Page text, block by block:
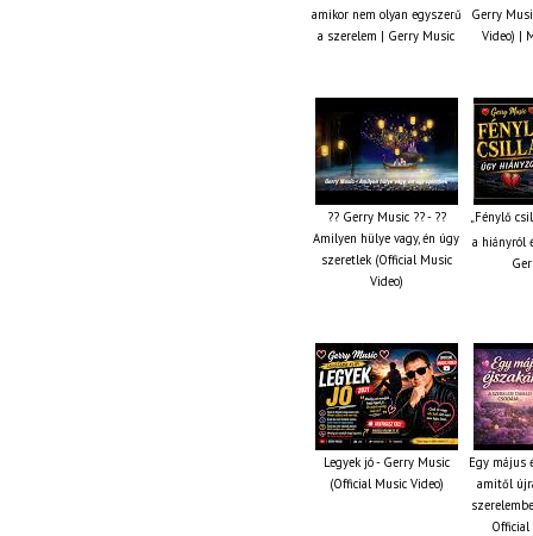
amikor nem olyan egyszerű
a szerelem | Gerry Music
Gerry
Video) |
?? Gerry Music ?? - ??
Amilyen hülye vagy, én úgy
szeretlek (Official Music
Video)
„Fénylő
a hiányról
Legyek jó - Gerry Music
(Official Music Video)
Egy május
amitől
Official